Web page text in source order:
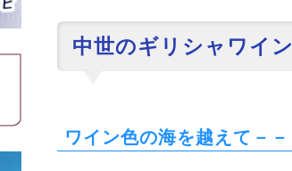
中世のギリシャワイ
ワイン色の海を越えて－